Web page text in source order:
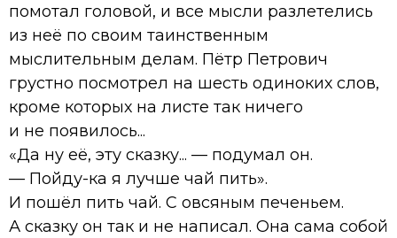
помотал головой, и все мысли разлетелись
из неё по своим таинственным
мыслительным делам. Пётр Петрович
грустно посмотрел на шесть одиноких слов,
кроме которых на листе так ничего
и не появилось...
«Да ну её, эту сказку... — подумал он.
— Пойду-ка я лучше чай пить».
И пошёл пить чай. С овсяным печеньем.
А сказку он так и не написал. Она сама собой